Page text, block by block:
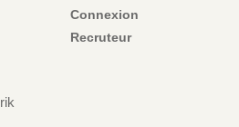
Connexion
Recruteur